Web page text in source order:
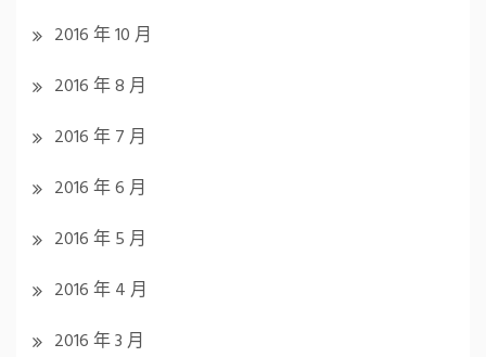
2016 年 10 月
2016 年 8 月
2016 年 7 月
2016 年 6 月
2016 年 5 月
2016 年 4 月
2016 年 3 月